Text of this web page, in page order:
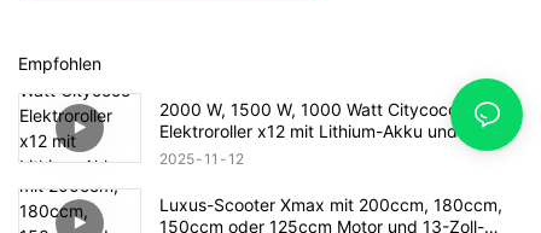
Empfohlen
2000 W, 1500 W, 1000 Watt Citycoco
Elektroroller x12 mit Lithium-Akku und
Fatbike-Reifen
2025 11 12
Luxus-Scooter Xmax mit 200ccm, 180ccm,
150ccm oder 125ccm Motor und 13-Zoll-